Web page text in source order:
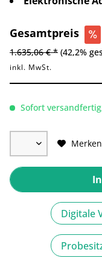
Gesamtpreis
1.635,06 € * (42,2%
inkl. MwSt.
Sofort
Merken
Digitale